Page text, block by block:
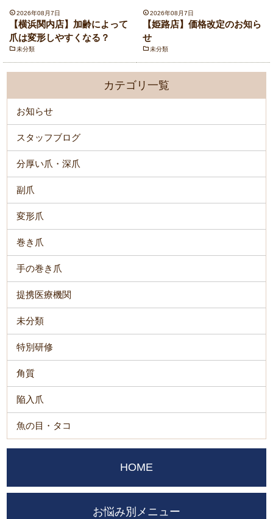
2026年08月7日
【横浜関内店】加齢によって
爪は変形しやすくなる？
未分類
2026年08月7日
【姫路店】価格改定のお知ら
せ
未分類
カテゴリ一覧
お知らせ
スタッフブログ
分厚い爪・深爪
副爪
変形爪
巻き爪
手の巻き爪
提携医療機関
未分類
特別研修
角質
陥入爪
魚の目・タコ
HOME
お悩み別メニュー